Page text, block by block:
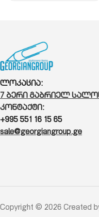
ლოკაცია:
7 ბერი გაბრიელ
კონტაქტი:
+995 551 16 15 65
sale@georgiangroup.ge
Copyright © 2026 Created